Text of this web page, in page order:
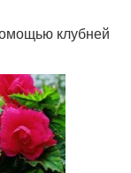
клубней